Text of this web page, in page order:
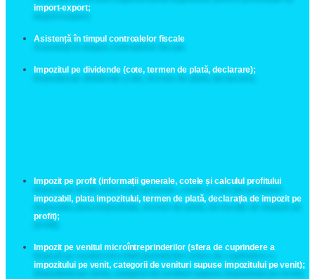
import-export;
Asistență în timpul controalelor fiscale
Impozitul pe dividende (cote, termen de plată, declarare);
Impozit pe profit (informații generale, cotele și calculul profitului
impozabil, plata impozitului, termen de plată, declarația de impozit pe
profit);
Impozit pe venitul microîntreprinderilor (sfera de cuprindere a
impozitului pe venit, categorii de venituri supuse impozitului pe venit);